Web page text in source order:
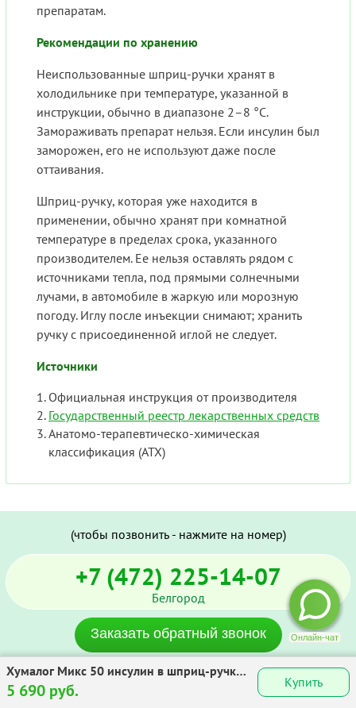
препаратам.
Рекомендации по хранению
Неиспользованные шприц-ручки хранят в
холодильнике при температуре, указанной в
инструкции, обычно в диапазоне 2–8 °C.
Замораживать препарат нельзя. Если инсулин был
заморожен, его не используют даже после
оттаивания.
Шприц-ручку, которая уже находится в
применении, обычно хранят при комнатной
температуре в пределах срока, указанного
производителем. Ее нельзя оставлять рядом с
источниками тепла, под прямыми солнечными
лучами, в автомобиле в жаркую или морозную
погоду. Иглу после инъекции снимают; хранить
ручку с присоединенной иглой не следует.
Источники
Официальная инструкция от производителя
Государственный реестр лекарственных средств
Анатомо-терапевтическо-химическая
классификация (ATX)
Хумалог Микс 50 инсулин в шприц-ручке
Квикпен 100МЕ/мл (3.5мг/мл) 3мл №5
5 690 руб. Купить
(чтобы позвонить - нажмите на номер)
+7 (472) 225-14-07
Белгород
Заказать обратный звонок
E-mail:info@astor-med.com